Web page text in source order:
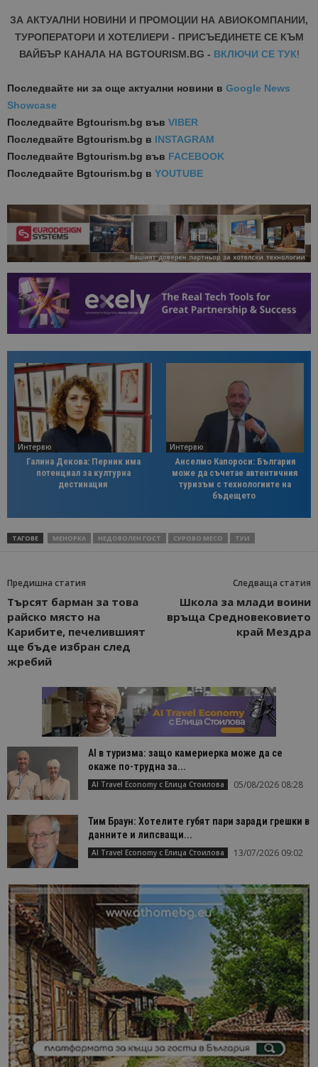
ЗА АКТУАЛНИ НОВИНИ И ПРОМОЦИИ НА АВИОКОМПАНИИ,
ТУРОПЕРАТОРИ И ХОТЕЛИЕРИ - ПРИСЪЕДИНЕТЕ СЕ КЪМ
ВАЙБЪР КАНАЛА НА BGTOURISM.BG - ВКЛЮЧИ СЕ ТУК!
Последвайте ни за още актуални новини в Google News
Showcase
Последвайте Bgtourism.bg във VIBER
Последвайте Bgtourism.bg в INSTAGRAM
Последвайте Bgtourism.bg във FACEBOOK
Последвайте Bgtourism.bg в YOUTUBE
Интервю
Галина Декова: Перник има
потенциал за културна
дестинация
Интервю
Анселмо Капороси: България
може да съчетае автентичния
туризъм с технологиите на
бъдещето
ТАГОВЕ МЕНОРКА НЕДОВОЛЕН ГОСТ СУРОВО МЕСО ТУИ
Предишна статия
Търсят барман за това
райско място на
Карибите, печелившият
ще бъде избран след
жребий
Следваща статия
Школа за млади воини
връща Средновековието
край Мездра
AI в туризма: защо камериерка може да се
окаже по-трудна за...
AI Travel Economy с Елица Стоилова 05/08/2026 08:28
Тим Браун: Хотелите губят пари заради грешки в
данните и липсващи...
AI Travel Economy с Елица Стоилова 13/07/2026 09:02